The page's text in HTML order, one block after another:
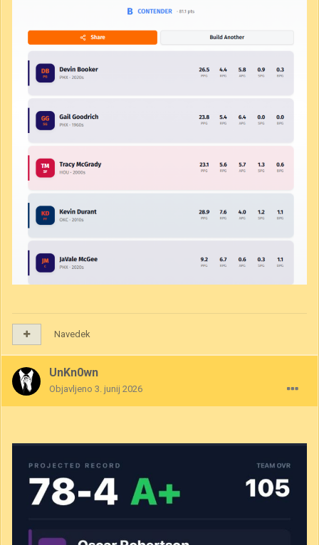
Navedek
UnKn0wn
Objavljeno 3. junij 2026